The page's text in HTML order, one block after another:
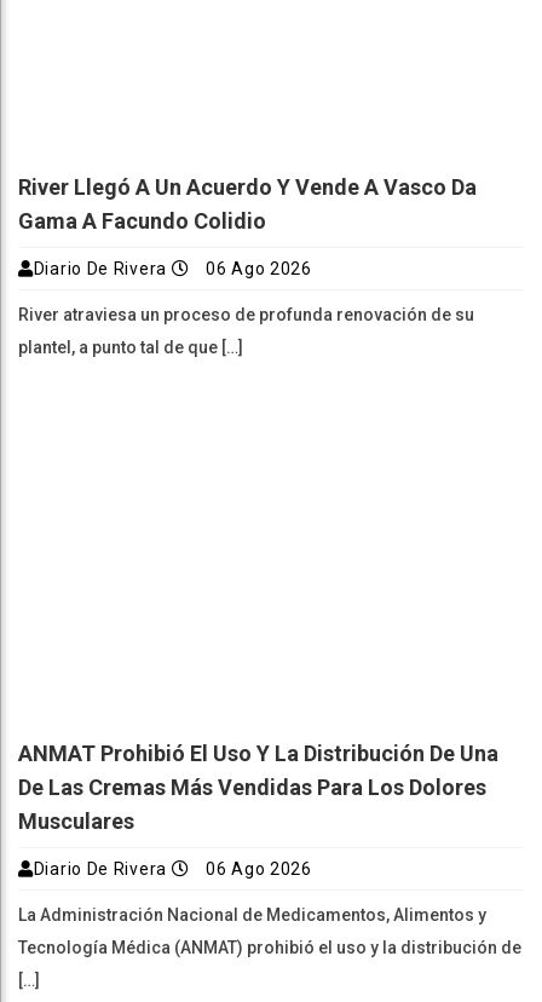
River Llegó A Un Acuerdo Y Vende A Vasco Da
Gama A Facundo Colidio
Diario De Rivera 06 Ago 2026
River atraviesa un proceso de profunda renovación de su
plantel, a punto tal de que […]
ANMAT Prohibió El Uso Y La Distribución De Una
De Las Cremas Más Vendidas Para Los Dolores
Musculares
Diario De Rivera 06 Ago 2026
La Administración Nacional de Medicamentos, Alimentos y
Tecnología Médica (ANMAT) prohibió el uso y la distribución de
[…]